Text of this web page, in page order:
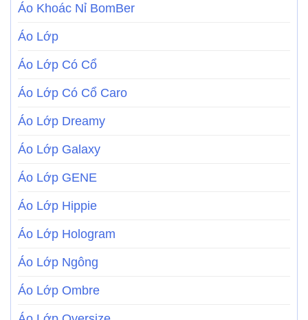
Áo Khoác Nỉ BomBer
Áo Lớp
Áo Lớp Có Cổ
Áo Lớp Có Cổ Caro
Áo Lớp Dreamy
Áo Lớp Galaxy
Áo Lớp GENE
Áo Lớp Hippie
Áo Lớp Hologram
Áo Lớp Ngông
Áo Lớp Ombre